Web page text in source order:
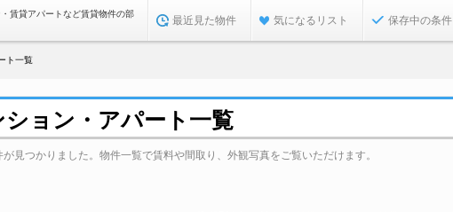
賃貸アパートなど賃貸物件の部
最近見た物件 気になるリスト 保存中の条件
ト一覧
ョン・アパート一覧
見つかりました。物件一覧で賃料や間取り、外観写真をご覧いただけます。